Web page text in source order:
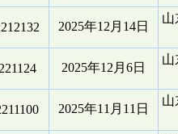
2025年12月14日
山
2025年12月6日
山
2025年11月11日
山